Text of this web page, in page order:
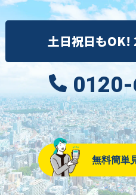
土日祝日もOK!
無料簡単